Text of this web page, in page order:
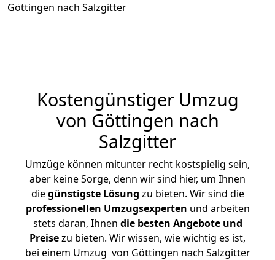
Göttingen nach Salzgitter
Kostengünstiger Umzug
von Göttingen nach
Salzgitter
Umzüge können mitunter recht kostspielig sein,
aber keine Sorge, denn wir sind hier, um Ihnen
diegünstigste Lösung zu bieten. Wir sind die
professionellen Umzugsexperten und arbeiten
stets daran, Ihnen die besten Angebote und
Preisezu bieten. Wir wissen, wie wichtig es ist,
bei einem Umzug von Göttingen nach Salzgitter